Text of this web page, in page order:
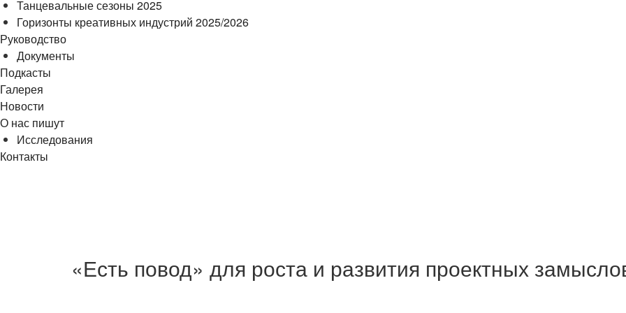
Танцевальные сезоны 2025
Горизонты креативных индустрий 2025/2026
Руководство
Документы
Подкасты
Галерея
Новости
О нас пишут
Исследования
Контакты
«Есть повод» для роста и развития проектных